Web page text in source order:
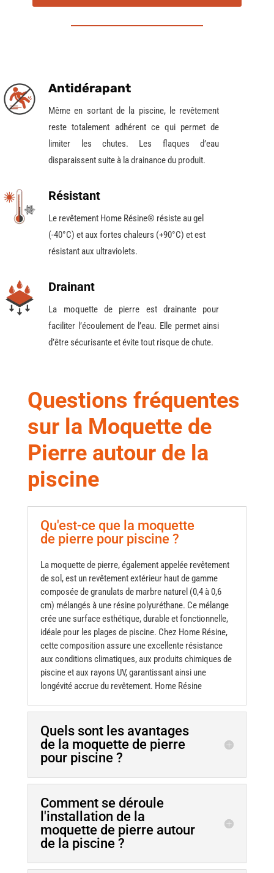
Antidérapant
Mêmeen sortant de la piscine, le revêtement
reste totalement adhérent ce qui permet de
limiter les chutes.
Les flaques d’eau
disparaissent suite à la drainance du produit.
Résistant
Le revêtement Home Résine® résiste au gel
(-40°C) et aux fortes chaleurs (+90°C) et est
résistant aux ultraviolets.
Drainant
La moquette de pierre est drainante pour
faciliter l’écoulement de l’eau. Elle permet ainsi
d’être sécurisante et évite tout risque de chute.
Questions fréquentes
sur la Moquette de
Pierre autour de la
piscine
Qu'est-ce que la moquette
de pierre pour piscine ?
La moquette de pierre, également appeléerevêtement
de sol , est un revêtement extérieur haut degamme
composéede granulats de marbre naturel (0,4 à 0,6
cm) mélangés à une résine polyuréthane. Ce mélange
crée une surface esthétique, durable et fonctionnelle,
idéale pour les plages de piscine. Chez Home Résine,
cette composition assure une excellente résistance
aux conditions climatiques, aux produits chimiques de
piscine et aux rayons UV, garantissant ainsi une
longévité accrue du revêtement. Home Résine
Quels sont les avantages
de la moquette de pierre
pour piscine ?
Comment se déroule
l'installation de la
moquette de pierre autour
de la piscine ?